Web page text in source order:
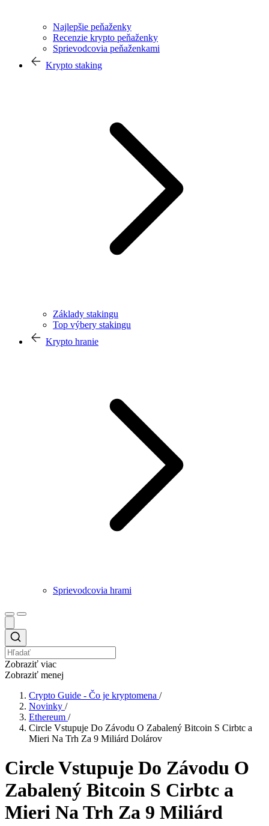
Najlepšie peňaženky
Recenzie krypto peňaženky
Sprievodcovia peňaženkami
Krypto staking
Základy stakingu
Top výbery stakingu
Krypto hranie
Sprievodcovia hrami
Zobraziť viac
Zobraziť menej
Crypto Guide - Čo je kryptomena /
Novinky /
Ethereum /
Circle Vstupuje Do Závodu O Zabalený Bitcoin S Cirbtc a
Mieri Na Trh Za 9 Miliárd Dolárov
Circle Vstupuje Do Závodu O
Zabalený Bitcoin S Cirbtc a
Mieri Na Trh Za 9 Miliárd